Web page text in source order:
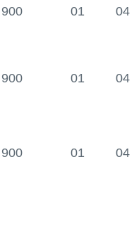
900 01 04
900 01 04
900 01 04